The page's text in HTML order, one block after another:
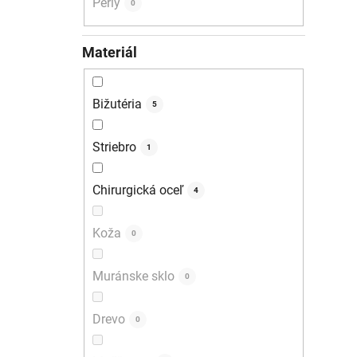
Perly 0
Materiál
Bižutéria 5
Striebro 1
Chirurgická oceľ 4
Koža 0
Muránske sklo 0
Drevo 0